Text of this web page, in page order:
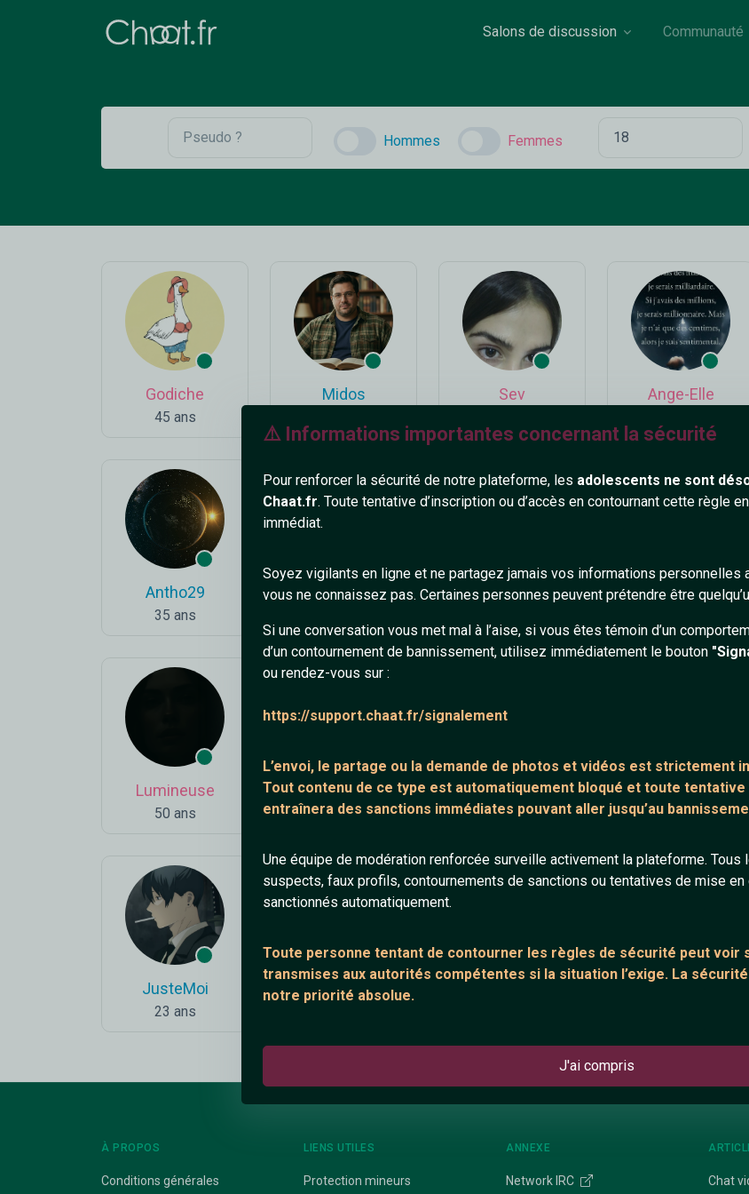
⚠️ Informations importantes concernant la sécurité
Pour renforcer la sécurité de notre plateforme, les adolescents ne sont
Chaat.fr. Toute tentative d’inscription ou d’accès en contournant cette règle
immédiat.
Soyez vigilants en ligne et ne partagez jamais vos informations personnelles
vous ne connaissez pas. Certaines personnes peuvent prétendre être
Si une conversation vous met mal à l’aise, si vous êtes témoin d’un
d’un contournement de bannissement, utilisez immédiatement le bouton
ou rendez-vous sur :
https://support.chaat.fr/signalement
L’envoi, le partage ou la demande de photos et vidéos est strictement
Tout contenu de ce type est automatiquement bloqué et toute
entraînera des sanctions immédiates pouvant aller jusqu’au
Une équipe de modération renforcée surveille activement la plateforme. Tous
suspects, faux profils, contournements de sanctions ou tentatives de mise en
sanctionnés automatiquement.
Toute personne tentant de contourner les règles de sécurité peut voir
transmises aux autorités compétentes si la situation l’exige. La
notre priorité absolue.
J'ai compris
Salons de discussion Communauté
Hommes Femmes
Godiche
45 ans
Midos Sev Ange-Elle
Antho29
35 ans
Ulysse9 nadia_bagal Blackos
Lumineuse
50 ans
IKhadija
35 ans
lea951
18 ans
Guenievre
86 ans
JusteMoi
23 ans
Rocky
À PROPOS
Conditions générales
LIENS UTILES
Protection mineurs
ANNEXE
Network IRC Chat